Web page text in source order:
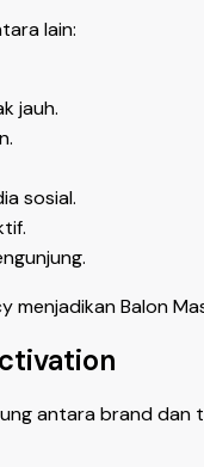
lain:
jauh.
sosial.
Balon
antara brand dan